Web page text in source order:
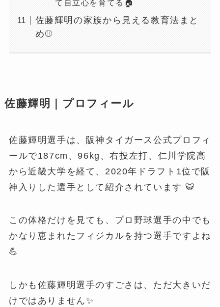
て自立心を育てる🏠
佐藤輝明の家族から見える教育法まと
め⚾️
佐藤輝明｜プロフィール
佐藤輝明選手は、阪神タイガース公式プロフィ
ールで187cm、96kg、右投左打、仁川学院高
から近畿大学を経て、2020年ドラフト1位で阪
神入りした選手として紹介されています 🐯
この体格だけを見ても、プロ野球選手の中でも
かなり恵まれたフィジカルを持つ選手ですよね
💪
しかも佐藤輝明選手のすごさは、ただ大きいだ
けではありません✨